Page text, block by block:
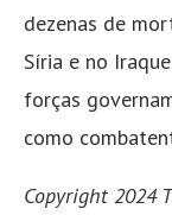
dezenas de
Síria e no
forças
como
Copyright 2024